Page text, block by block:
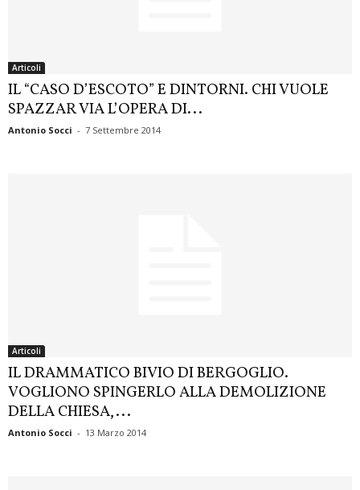
Articoli
IL “CASO D’ESCOTO” E DINTORNI. CHI VUOLE
SPAZZAR VIA L’OPERA DI...
Antonio Socci - 7 Settembre 2014
Articoli
IL DRAMMATICO BIVIO DI BERGOGLIO.
VOGLIONO SPINGERLO ALLA DEMOLIZIONE
DELLA CHIESA,...
Antonio Socci - 13 Marzo 2014